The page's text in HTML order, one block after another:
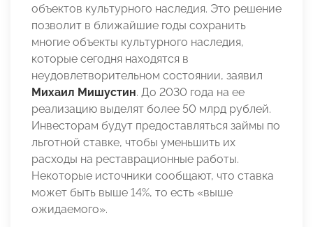
объектов культурного наследия. Это решение
позволит в ближайшие годы сохранить
многие объекты культурного наследия,
которые сегодня находятся в
неудовлетворительном состоянии, заявил
Михаил Мишустин. До 2030 года на ее
реализацию выделят более 50 млрд рублей.
Инвесторам будут предоставляться займы по
льготной ставке, чтобы уменьшить их
расходы на реставрационные работы.
Некоторые источники сообщают, что ставка
может быть выше 14%, то есть «выше
ожидаемого».